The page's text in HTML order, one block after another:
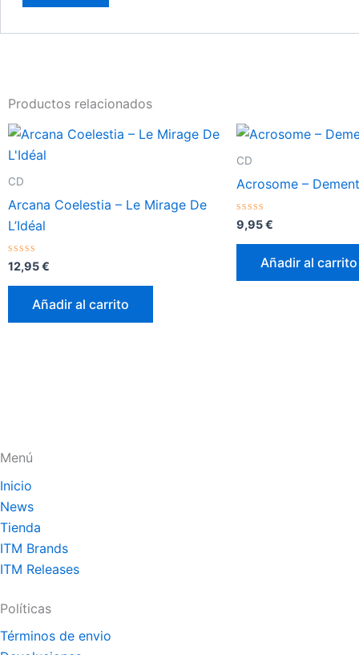
Productos relacionados
CD
Arcana Coelestia – Le Mirage De
L’Idéal
Valorado
con
0
12,95€
Añadir al carrito
CD
Acrosome –
Valorado
con
0
9,95€
Añadir al carrito
Menú
Inicio
News
Tienda
ITM Brands
ITM Releases
Políticas
Términos de envio